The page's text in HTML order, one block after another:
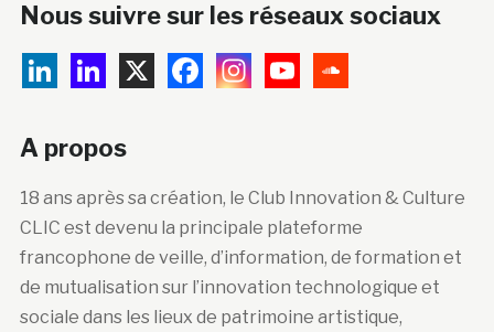
Nous suivre sur les réseaux sociaux
A propos
18 ans après sa création, le Club Innovation & Culture
CLIC est devenu la principale plateforme
francophone de veille, d’information, de formation et
de mutualisation sur l’innovation technologique et
sociale dans les lieux de patrimoine artistique,